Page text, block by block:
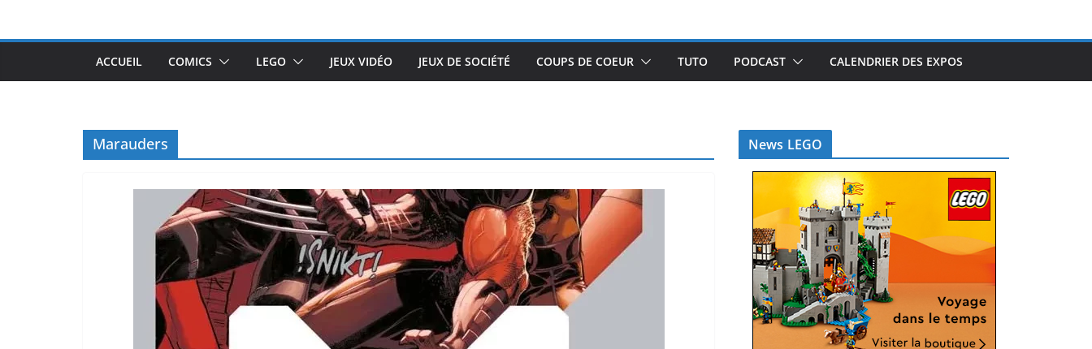
ACCUEIL COMICS LEGO JEUX VIDÉO JEUX DE SOCIÉTÉ COUPS DE COEUR TUTO PODCAST CALENDRIER DES EXPOS
Marauders News LEGO